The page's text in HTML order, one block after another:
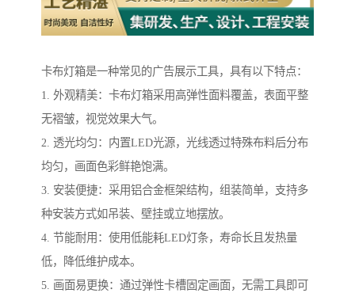
卡布灯箱是一种常见的广告展示工具，具有以下特点：
1. 外观精美：卡布灯箱采用高弹性面料覆盖，表面平整
无褶皱，视觉效果大气。
2. 透光均匀：内置LED光源，光线透过特殊布料后分布
均匀，画面色彩鲜艳饱满。
3. 安装便捷：采用铝合金框架结构，组装简单，支持多
种安装方式如吊装、壁挂或立地摆放。
4. 节能耐用：使用低能耗LED灯条，寿命长且发热量
低，降低维护成本。
5. 画面易更换：通过弹性卡槽固定画面，无需工具即可